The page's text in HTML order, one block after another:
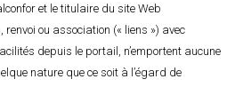
et le titulaire du site Web
renvoi ou association (« liens ») avec
depuis le portail, n’emportent aucune
nature que ce soit à l’égard de